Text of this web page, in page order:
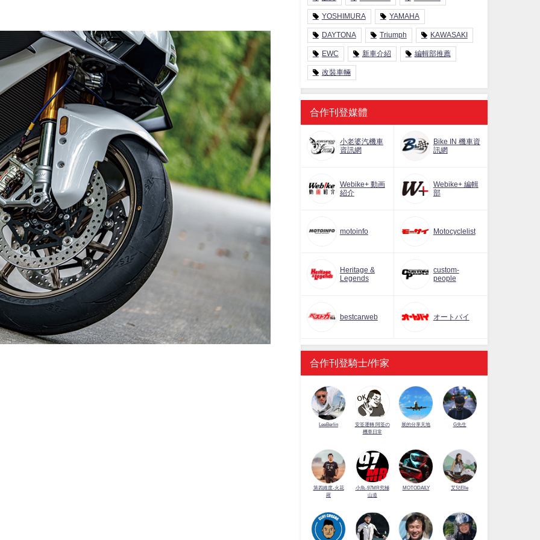
YOSHIMURA YAMAHA
DAYTONA Triumph KAWASAKI
EWC 新車介紹 編輯部推薦
改裝車輛
合作刊登媒體
小老婆汽機車
資訊網
Bike IN 機車資
訊網
Webike+ 動画
紹介
Webike+ 編輯
部
motoinfo Motocyclelist
Heritage &
Legends
custom-
people
bestcarweb オートバイ
合作刊登騎士/作家
LeeBerlin
安筌運轉 阿筌の
機車日常
展的分享天地 G先生
第四維度-火花
羅
小魚-97MR究極
山道
MOTODAILY 艾兒Elle